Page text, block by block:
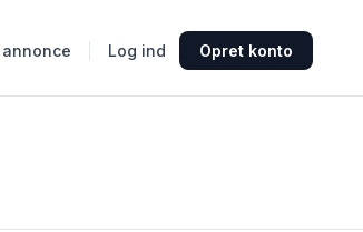
Log ind Opret konto